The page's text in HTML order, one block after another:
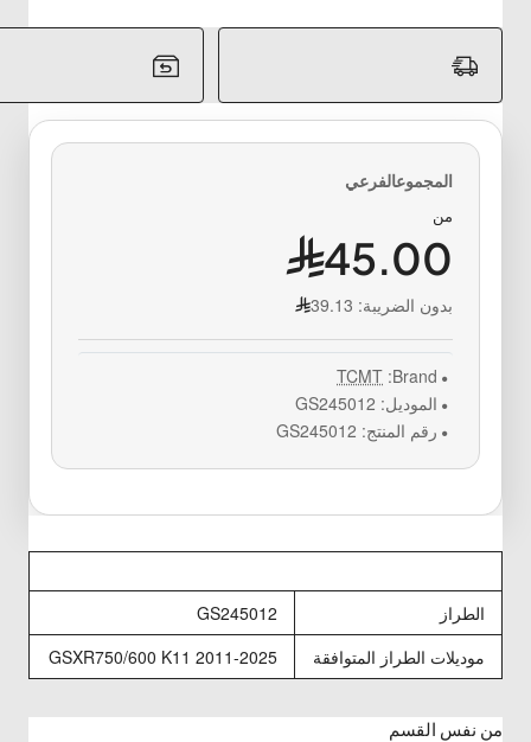
من
45.00
بدون الضريبة: 39.13
Brand:
TCMT
الموديل: GS245012
رقم المنتج: GS245012
الطراز
GS245012
موديلات الطراز المتوافقة
GSXR750/600 K11 2011-2025
من نفس القسم